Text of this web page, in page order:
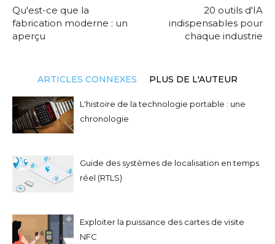
Qu'est-ce que la
fabrication moderne : un
aperçu
20 outils d'IA
indispensables pour
chaque industrie
ARTICLES CONNEXES PLUS DE L'AUTEUR
L'histoire de la technologie portable : une
chronologie
Guide des systèmes de localisation en temps
réel (RTLS)
Exploiter la puissance des cartes de visite
NFC